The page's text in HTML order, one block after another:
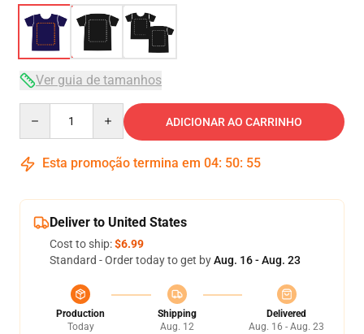
Ver guia de tamanhos
ADICIONAR AO CARRINHO
Esta promoção termina em 04: 50: 54
Deliver to United States
Cost to ship:$6.99
Standard - Order today to get byAug. 16 - Aug. 23
Production
Today
Shipping
Aug. 12
Delivered
Aug. 16 - Aug. 23